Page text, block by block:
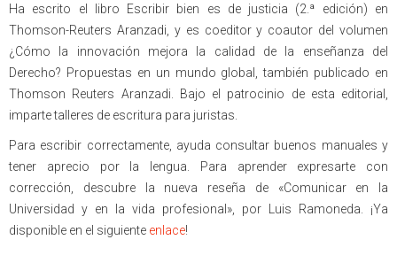
Ha escrito el libro Escribir bien es de justicia (2.ª edición) en
Thomson-Reuters Aranzadi, y es coeditor y coautor del volumen
¿Cómo la innovación mejora la calidad de la enseñanza del
Derecho? Propuestas en un mundo global, también publicado en
Thomson Reuters Aranzadi. Bajo el patrocinio de esta editorial,
imparte talleres de escritura para juristas.
Para escribir correctamente, ayuda consultar buenos manuales y
tener aprecio por la lengua. Para aprender expresarte con
corrección, descubre la nueva reseña de «Comunicar en la
Universidad y en la vida profesional», por Luis Ramoneda. ¡Ya
disponible en el siguiente enlace!